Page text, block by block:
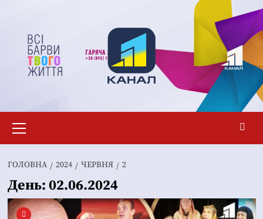
вмісту
меню
ГОЛОВНА 2024 ЧЕРВНЯ 2
День: 02.06.2024